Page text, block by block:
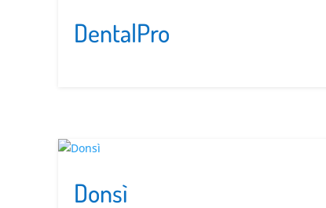
DentalPro
Donsì